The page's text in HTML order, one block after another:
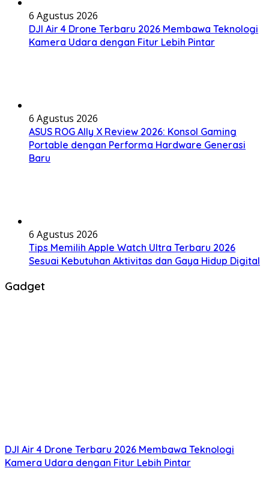
6 Agustus 2026
DJI Air 4 Drone Terbaru 2026 Membawa Teknologi
Kamera Udara dengan Fitur Lebih Pintar
6 Agustus 2026
ASUS ROG Ally X Review 2026: Konsol Gaming
Portable dengan Performa Hardware Generasi
Baru
6 Agustus 2026
Tips Memilih Apple Watch Ultra Terbaru 2026
Sesuai Kebutuhan Aktivitas dan Gaya Hidup Digital
Gadget
DJI Air 4 Drone Terbaru 2026 Membawa Teknologi
Kamera Udara dengan Fitur Lebih Pintar